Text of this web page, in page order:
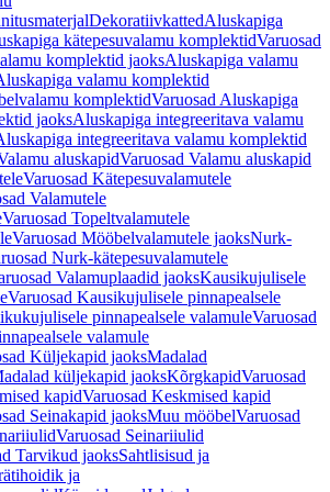
DekoratiivkattedAluskapiga
kätepesuvalamu komplektidVaruosad
komplektid jaoksAluskapiga valamu
valamu komplektid
komplektidVaruosad Aluskapiga
jaoksAluskapiga integreeritava valamu
integreeritava valamu komplektid
aluskapidVaruosad Valamu aluskapid
Varuosad Kätepesuvalamutele
Valamutele
Varuosad Topeltvalamutele
Varuosad Mööbelvalamutele jaoksNurk-
Nurk-kätepesuvalamutele
Valamuplaadid jaoksKausikujulisele
Varuosad Kausikujulisele pinnapealsele
pinnapealsele valamuleVaruosad
valamule
Küljekapid jaoksMadalad
küljekapid jaoksKõrgkapidVaruosad
kapidVaruosad Keskmised kapid
Seinakapid jaoksMuu mööbelVaruosad
Varuosad Seinariiulid
Tarvikud jaoksSahtlisisud ja
ja